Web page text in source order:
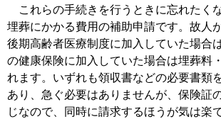
これらの手続きを行うときに忘れたく
埋葬にかかる費用の補助申請です。故人
後期高齢者医療制度に加入していた場合
の健康保険に加入していた場合は埋葬料
れます。いずれも領収書などの必要書類
あり、急ぐ必要はありませんが、保険証
じなので、同時に請求するほうが気は楽で